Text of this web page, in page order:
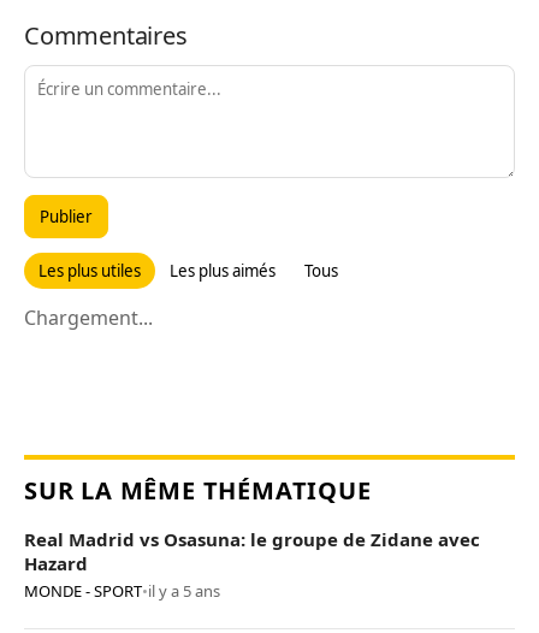
Commentaires
Publier
Les plus utiles Les plus aimés Tous
Chargement...
SUR LA MÊME THÉMATIQUE
Real Madrid vs Osasuna: le groupe de Zidane avec
Hazard
MONDE - SPORT•il y a 5 ans